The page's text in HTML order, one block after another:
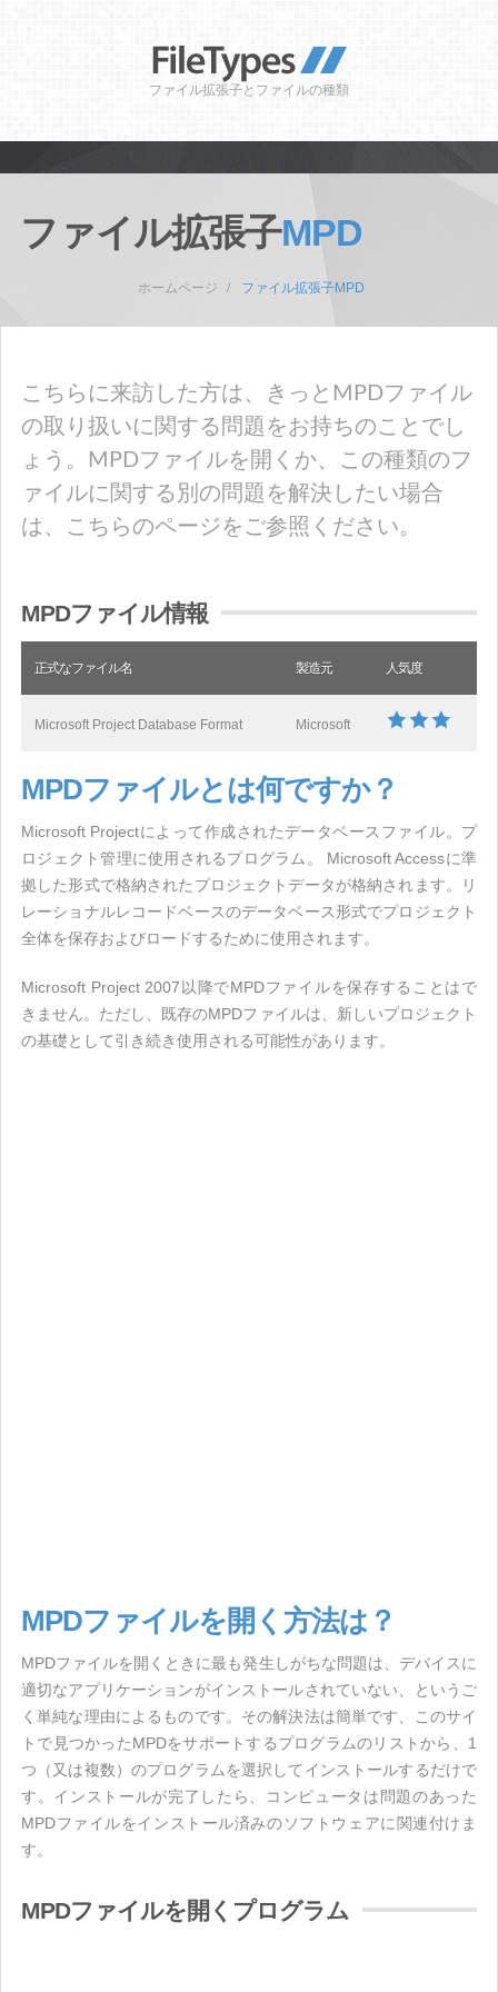
ファイル拡張子とファイルの種類
ファイル拡張子MPD
ホームページ ファイル拡張子MPD
こちらに来訪した方は、きっとMPDファイル
の取り扱いに関する問題をお持ちのことでし
ょう。MPDファイルを開くか、この種類のフ
ァイルに関する別の問題を解決したい場合
は、こちらのページをご参照ください。
MPDファイル情報
正式なファイル名 製造元 人気度
Microsoft Project Database Format Microsoft
MPDファイルとは何ですか？
Microsoft Projectによって作成されたデータベースファイル。プ
ロジェクト管理に使用されるプログラム。 Microsoft Accessに準
拠した形式で格納されたプロジェクトデータが格納されます。リ
レーショナルレコードベースのデータベース形式でプロジェクト
全体を保存およびロードするために使用されます。
Microsoft Project 2007以降でMPDファイルを保存することはで
きません。ただし、既存のMPDファイルは、新しいプロジェクト
の基礎として引き続き使用される可能性があります。
MPDファイルを開く方法は？
MPDファイルを開くときに最も発生しがちな問題は、デバイスに
適切なアプリケーションがインストールされていない、というご
く単純な理由によるものです。その解決法は簡単です、このサイ
トで見つかったMPDをサポートするプログラムのリストから、1
つ（又は複数）のプログラムを選択してインストールするだけで
す。インストールが完了したら、コンピュータは問題のあった
MPDファイルをインストール済みのソフトウェアに関連付けま
す。
MPDファイルを開くプログラム